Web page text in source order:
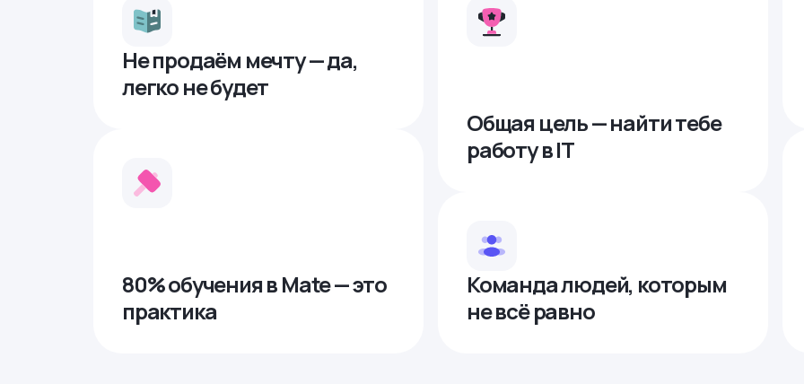
Не продаём мечту — да,
легко не будет
80% обучения в Mate — это
практика
Общая цель — найти тебе
работу в IТ
Команда людей, которым
не всё равно